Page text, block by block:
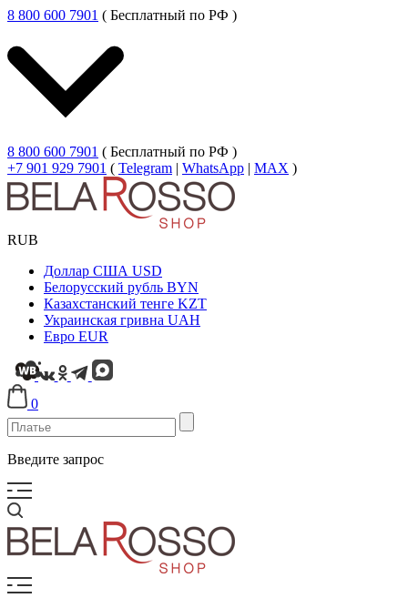
8 800 600 7901 ( Бесплатный по РФ )
8 800 600 7901 ( Бесплатный по РФ )
+7 901 929 7901 ( Telegram | WhatsApp | MAX )
RUB
Доллар США USD
Белорусский рубль BYN
Казахстанский тенге KZT
Украинская гривна UAH
Евро EUR
0
Введите запрос